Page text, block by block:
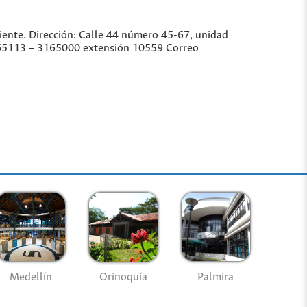
Dirección: Calle 44 número 45-67, unidad
– 3165000 extensión 10559 Correo
Medellín Orinoquía Palmira